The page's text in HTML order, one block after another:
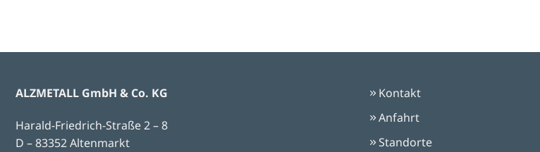
ALZMETALL GmbH & Co. KG
Harald-Friedrich-Straße 2 – 8
D – 83352 Altenmarkt
Kontakt
Anfahrt
Standorte